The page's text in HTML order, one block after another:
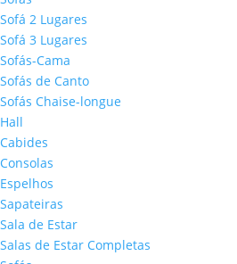
Sofá 2 Lugares
Sofá 3 Lugares
Sofás-Cama
Sofás de Canto
Sofás Chaise-longue
Hall
Cabides
Consolas
Espelhos
Sapateiras
Sala de Estar
Salas de Estar Completas